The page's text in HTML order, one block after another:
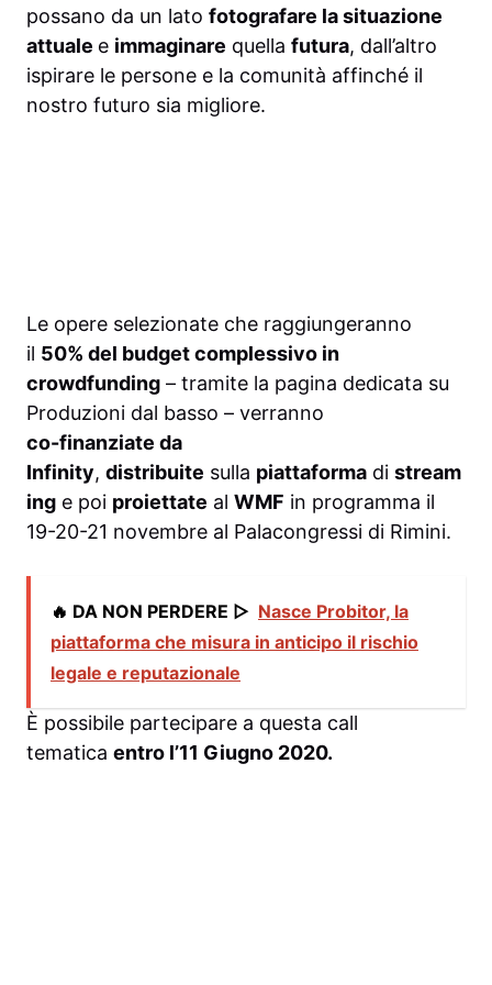
possano da un lato fotografare la situazione
attuale e immaginare quella futura, dall’altro
ispirare le persone e la comunità affinché il
nostro futuro sia migliore.
Le opere selezionate che raggiungeranno
il 50% del budget complessivo in
crowdfunding – tramite la pagina dedicata su
Produzioni dal basso – verranno
co-finanziate da
Infinity, distribuite sulla piattaforma di stream
ing e poi proiettate al WMF in programma il
19-20-21 novembre al Palacongressi di Rimini.
🔥 DA NON PERDERE ▷ Nasce Probitor, la
piattaforma che misura in anticipo il rischio
legale e reputazionale
È possibile partecipare a questa call
tematica entro l’11 Giugno 2020.